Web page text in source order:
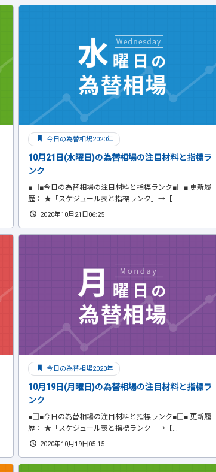
今日の為替相場2020年
10月21日(水曜日)の為替相場の注目材料と指標ラ
ンク
■□■今日の為替相場の注目材料と指標ランク■□■ 更新履
歴： ★「スケジュール表と指標ランク」→【...
2020年10月21日06:25
今日の為替相場2020年
10月19日(月曜日)の為替相場の注目材料と指標ラ
ンク
■□■今日の為替相場の注目材料と指標ランク■□■ 更新履
歴： ★「スケジュール表と指標ランク」→【...
2020年10月19日05:15